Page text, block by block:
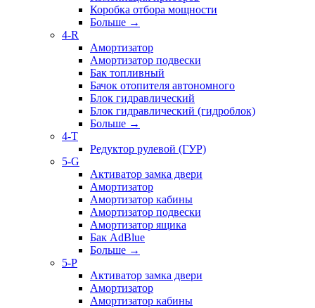
Коробка отбора мощности
Больше →
4-R
Амортизатор
Амортизатор подвески
Бак топливный
Бачок отопителя автономного
Блок гидравлический
Блок гидравлический (гидроблок)
Больше →
4-T
Редуктор рулевой (ГУР)
5-G
Активатор замка двери
Амортизатор
Амортизатор кабины
Амортизатор подвески
Амортизатор ящика
Бак AdBlue
Больше →
5-P
Активатор замка двери
Амортизатор
Амортизатор кабины